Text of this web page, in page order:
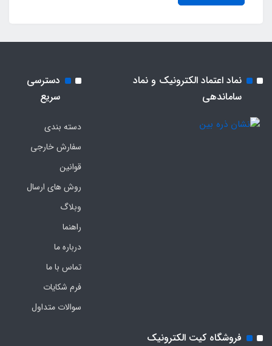
نماد اعتماد الکترونیک و نماد
ساماندهی
دسترسی
سریع
دسته بندی
سفارش خارجی
قوانین
روش های ارسال
وبلاگ
راهنما
درباره ما
تماس با ما
فرم‌ شکایات
سوالات متداول
فروشگاه کیت الکترونیک